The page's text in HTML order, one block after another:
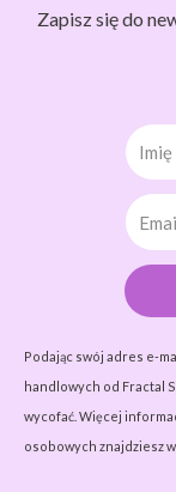
Zapisz się do
Imię
Podając swój adres e-
handlowych od Fractal
wycofać. Więcej
osobowych znajdziesz w